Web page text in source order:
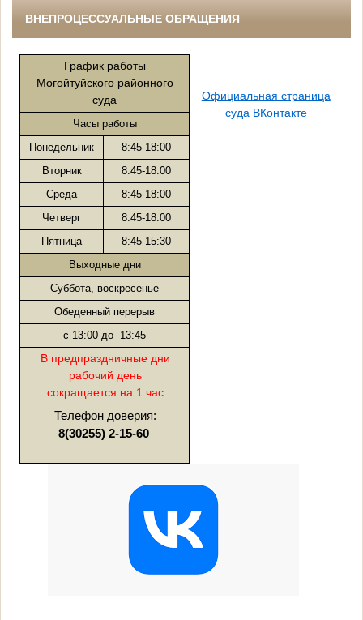
ВНЕПРОЦЕССУАЛЬНЫЕ ОБРАЩЕНИЯ
График работы
Могойтуйского районного
суда
Часы работы
Понедельник
8:45-18:00
Вторник
8:45-18:00
Среда
8:45-18:00
Четверг
8:45-18:00
Пятница
8:45-15:30
Выходные дни
Суббота, воскресенье
Обеденный перерыв
с 13:00 до 13:45
В предпраздничные дни
рабочий день
сокращается на 1 час
Телефон доверия:
8(30255) 2-15-60
Официальная страница
суда ВКонтакте